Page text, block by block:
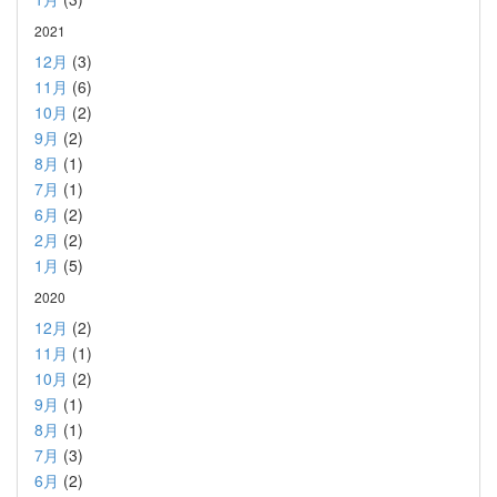
2021
12月 (3)
11月 (6)
10月 (2)
9月 (2)
8月 (1)
7月 (1)
6月 (2)
2月 (2)
1月 (5)
2020
12月 (2)
11月 (1)
10月 (2)
9月 (1)
8月 (1)
7月 (3)
6月 (2)